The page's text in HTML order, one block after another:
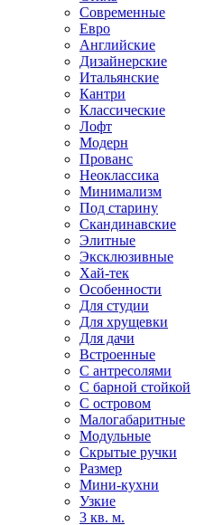
Современные
Евро
Английские
Дизайнерские
Итальянские
Кантри
Классические
Лофт
Модерн
Прованс
Неоклассика
Минимализм
Под старину
Скандинавские
Элитные
Эксклюзивные
Хай-тек
Особенности
Для студии
Для хрущевки
Для дачи
Встроенные
С антресолями
С барной стойкой
С островом
Малогабаритные
Модульные
Скрытые ручки
Размер
Мини-кухни
Узкие
3 кв. м.